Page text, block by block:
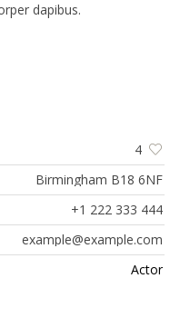
dapibus.
4
Birmingham B18 6NF
+1 222 333 444
example@example.com
Actor